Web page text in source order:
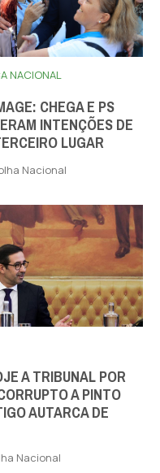
NACIONAL
CHEGA E PS
INTENÇÕES DE
LUGAR
Nacional
A TRIBUNAL POR
A PINTO
AUTARCA DE
Nacional